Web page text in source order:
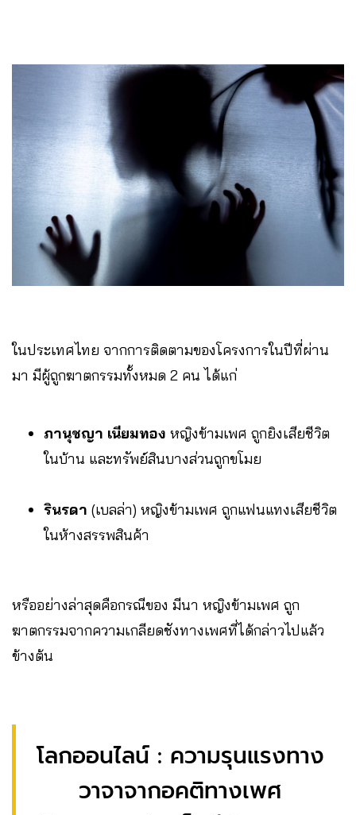
ในประเทศไทย จากการติดตามของโครงการในปีที่ผ่าน
มา มีผู้ถูกฆาตกรรมทั้งหมด 2 คน ได้แก่
ภานุชญา เนียมทอง หญิงข้ามเพศ ถูกยิงเสียชีวิต
ในบ้าน และทรัพย์สินบางส่วนถูกขโมย
รินรดา (เบลล่า) หญิงข้ามเพศ ถูกแฟนแทงเสียชีวิต
ในห้างสรรพสินค้า
หรืออย่างล่าสุดคือกรณีของ มีนา หญิงข้ามเพศ ถูก
ฆาตกรรมจากความเกลียดชังทางเพศที่ได้กล่าวไปแล้ว
ข้างต้น
โลกออนไลน์ : ความรุนแรงทาง
วาจาจากอคติทางเพศ